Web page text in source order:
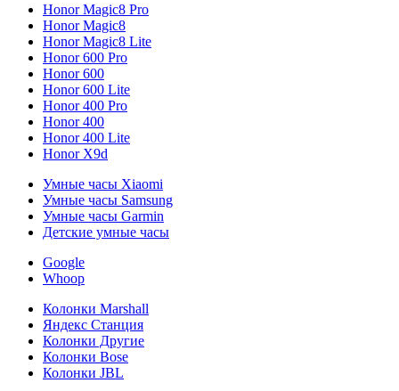
Honor Magic8 Pro
Honor Magic8
Honor Magic8 Lite
Honor 600 Pro
Honor 600
Honor 600 Lite
Honor 400 Pro
Honor 400
Honor 400 Lite
Honor X9d
Умные часы Xiaomi
Умные часы Samsung
Умные часы Garmin
Детские умные часы
Google
Whoop
Колонки Marshall
Яндекс Станция
Колонки Другие
Колонки Bose
Колонки JBL